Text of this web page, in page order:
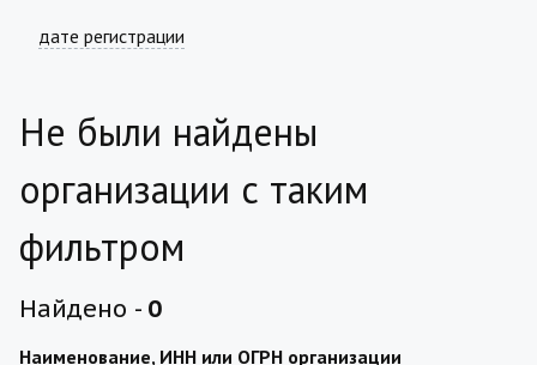
дате регистрации
Не были найдены
организации с таким
фильтром
Найдено - 0
Наименование, ИНН или ОГРН организации